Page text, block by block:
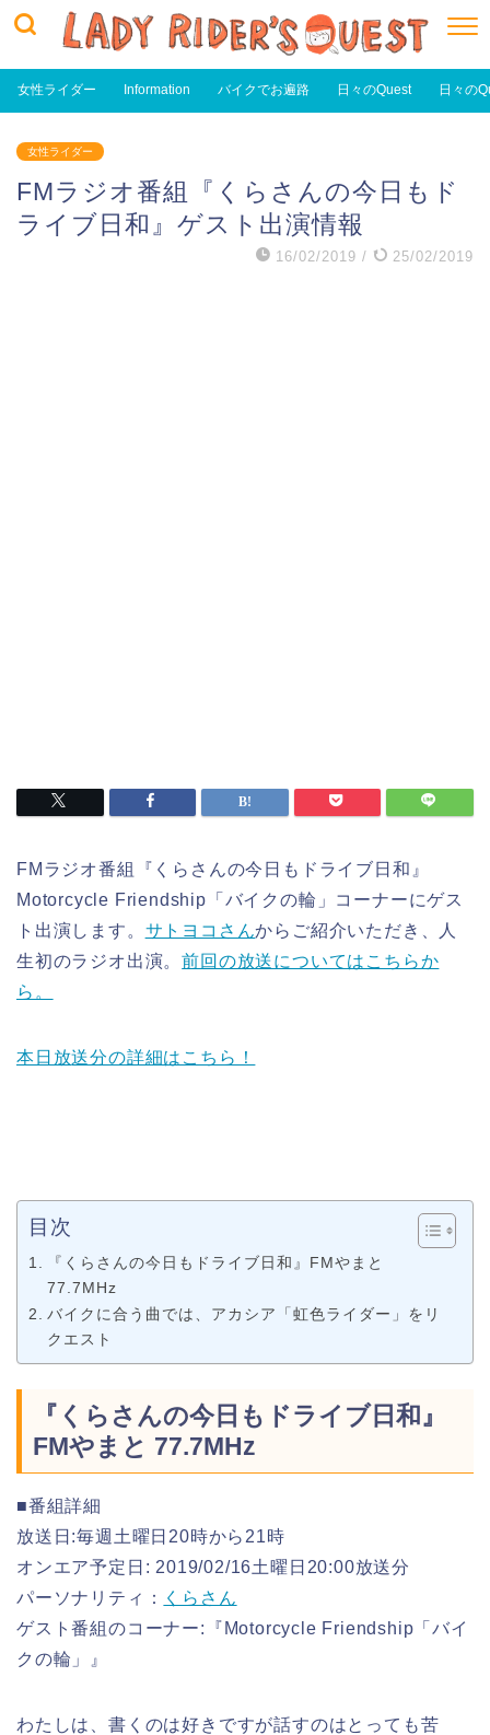
女性ライダー Information バイクでお遍路 日々のQuest 日々の
女性ライダー
FMラジオ番組『くらさんの今日もド
ライブ日和』ゲスト出演情報
16/02/2019 / 25/02/2019
FMラジオ番組『くらさんの今日もドライブ日和』
Motorcycle Friendship「バイクの輪」コーナーにゲス
ト出演します。 サトヨコさんからご紹介いただき、人
生初のラジオ出演。前回の放送についてはこちらか
ら。
本日放送分の詳細はこちら！
目次
『くらさんの今日もドライブ日和』FMやまと
77.7MHz
バイクに合う曲では、アカシア「虹色ライダー」をリ
クエスト
『くらさんの今日もドライブ日和』
FMやまと 77.7MHz
■番組詳細
放送日:毎週土曜日20時から21時
オンエア予定日: 2019/02/16土曜日20:00放送分
パーソナリティ：
くらさん
ゲスト番組のコーナー:『Motorcycle Friendship「バイ
クの輪」』
わたしは、書くのは好きですが話すのはとっても苦